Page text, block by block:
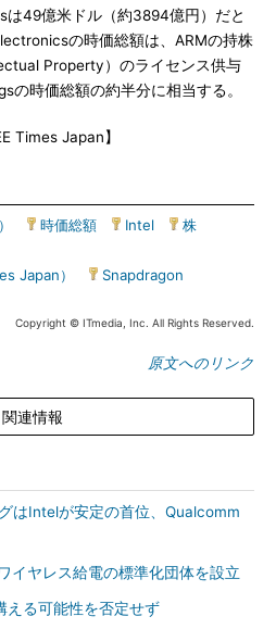
49億米ドル（約3894億円）だと
の時価総額は、ARMの持株
Property）のライセンス供与
の時価総額の約半分に相当する。
Times Japan】
時価総額 Intel 株
Japan）
Snapdragon
Copyright © ITmedia, Inc. All Rights Reserved.
原文へのリンク
関連情報
はIntelが安定の首位、Qualcomm
イヤレス給電の標準化団体を設立
える可能性を否定せず